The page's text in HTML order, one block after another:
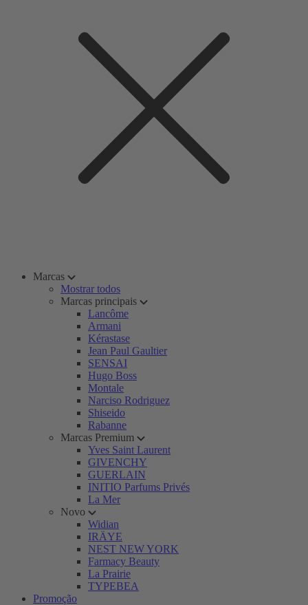
Marcas
Mostrar todos
Marcas principais
Lancôme
Armani
Kérastase
Jean Paul Gaultier
SENSAI
Hugo Boss
Montale
Narciso Rodriguez
Shiseido
Rabanne
Marcas Premium
Yves Saint Laurent
GIVENCHY
GUERLAIN
INITIO Parfums Privés
La Mer
Novo
Widian
IRÄYE
NEST NEW YORK
Farmacy Beauty
La Prairie
TYPEBEA
Promoção